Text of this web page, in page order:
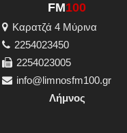
FM100
Καρατζά 4 Μύρινα
2254023450
2254023005
info@limnosfm100.gr
Λήμνος